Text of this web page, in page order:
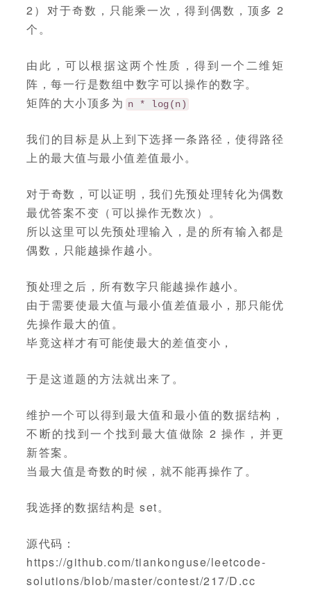
2）对于奇数，只能乘一次，得到偶数，顶多 2
个。
由此，可以根据这两个性质，得到一个二维矩
阵，每一行是数组中数字可以操作的数字。
矩阵的大小顶多为 n * log(n)
我们的目标是从上到下选择一条路径，使得路径
上的最大值与最小值差值最小。
对于奇数，可以证明，我们先预处理转化为偶数
最优答案不变（可以操作无数次）。
所以这里可以先预处理输入，是的所有输入都是
偶数，只能越操作越小。
预处理之后，所有数字只能越操作越小。
由于需要使最大值与最小值差值最小，那只能优
先操作最大的值。
毕竟这样才有可能使最大的差值变小，
于是这道题的方法就出来了。
维护一个可以得到最大值和最小值的数据结构，
不断的找到一个找到最大值做除 2 操作，并更
新答案。
当最大值是奇数的时候，就不能再操作了。
我选择的数据结构是 set。
源代码：
https://github.com/tiankonguse/leetcode-
solutions/blob/master/contest/217/D.cc